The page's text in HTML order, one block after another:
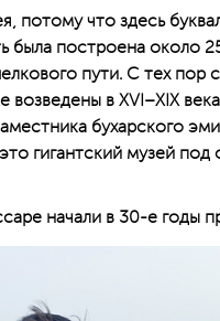
потому что здесь
была построена около
пути. С тех пор
в XVI–XIX
бухарского
гигантский музей
начали в 30-е годы